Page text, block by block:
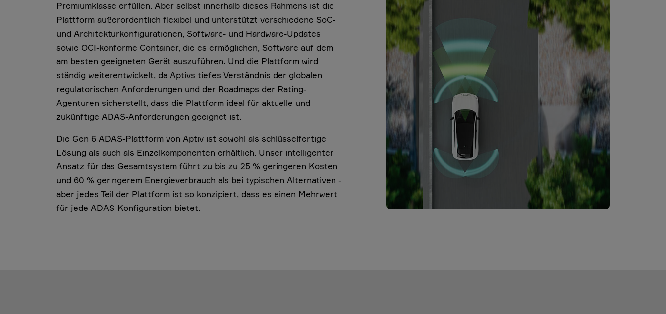
Premiumklasse erfüllen. Aber selbst innerhalb dieses Rahmens ist die
Plattform außerordentlich flexibel und unterstützt verschiedene SoC-
und Architekturkonfigurationen, Software- und Hardware-Updates
sowie OCI-konforme Container, die es ermöglichen, Software auf dem
am besten geeigneten Gerät auszuführen. Und die Plattform wird
ständig weiterentwickelt, da Aptivs tiefes Verständnis der globalen
regulatorischen Anforderungen und der Roadmaps der Rating-
Agenturen sicherstellt, dass die Plattform ideal für aktuelle und
zukünftige ADAS-Anforderungen geeignet ist.
Die Gen 6 ADAS-Plattform von Aptiv ist sowohl als schlüsselfertige
Lösung als auch als Einzelkomponenten erhältlich. Unser intelligenter
Ansatz für das Gesamtsystem führt zu bis zu 25 % geringeren Kosten
und 60 % geringerem Energieverbrauch als bei typischen Alternativen -
aber jedes Teil der Plattform ist so konzipiert, dass es einen Mehrwert
für jede ADAS-Konfiguration bietet.